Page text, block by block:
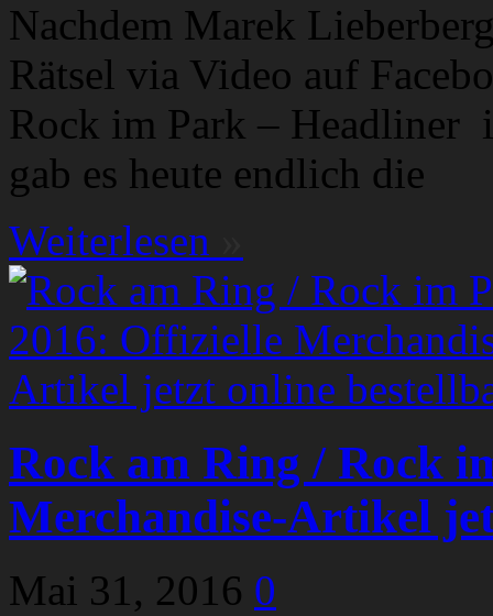
Nachdem Marek
Rätsel via Video auf
Rock im Park – Headliner
gab es heute endlich die
Weiterlesen
Rock am Ring / Rock
Merchandise-Artikel
Mai 31, 2016 0